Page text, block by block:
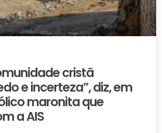
cristã
e incerteza”, diz, em
maronita que
a AIS